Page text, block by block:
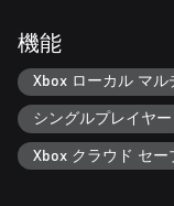
機能
Xbox ローカル マ
シングルプレイヤー
Xbox クラウド セー